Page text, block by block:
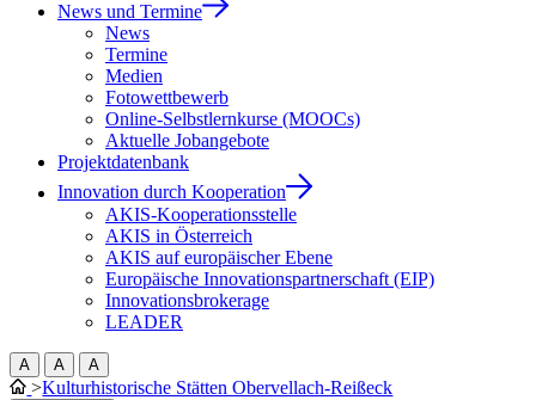
News und Termine
News
Termine
Medien
Fotowettbewerb
Online-Selbstlernkurse (MOOCs)
Aktuelle Jobangebote
Projektdatenbank
Innovation durch Kooperation
AKIS-Kooperationsstelle
AKIS in Österreich
AKIS auf europäischer Ebene
Europäische Innovationspartnerschaft (EIP)
Innovationsbrokerage
LEADER
A A A
>Kulturhistorische Stätten Obervellach-Reißeck